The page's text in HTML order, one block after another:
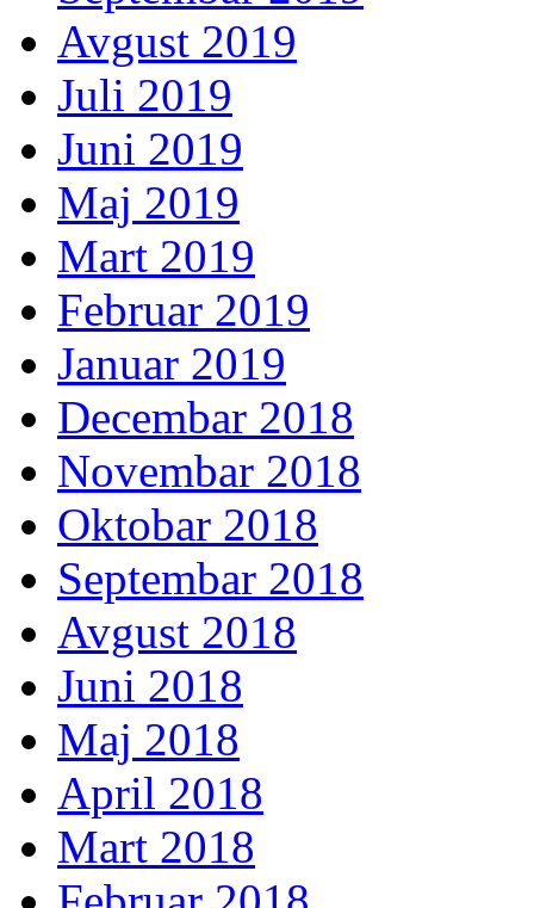
Avgust 2019
Juli 2019
Juni 2019
Maj 2019
Mart 2019
Februar 2019
Januar 2019
Decembar 2018
Novembar 2018
Oktobar 2018
Septembar 2018
Avgust 2018
Juni 2018
Maj 2018
April 2018
Mart 2018